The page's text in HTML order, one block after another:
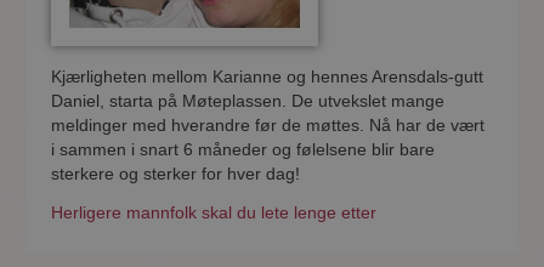
Kjærligheten mellom Karianne og hennes Arensdals-gutt
Daniel, starta på Møteplassen. De utvekslet mange
meldinger med hverandre før de møttes. Nå har de vært
i sammen i snart 6 måneder og følelsene blir bare
sterkere og sterker for hver dag!
Herligere mannfolk skal du lete lenge etter